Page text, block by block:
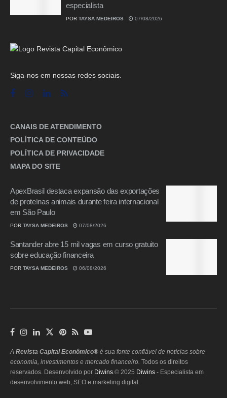
especialista
POR TAYSA MEDEIROS 07/08/2026
Siga-nos em nossas redes sociais.
CANAIS DE ATENDIMENTO
POLÍTICA DE CONTEÚDO
POLÍTICA DE PRIVACIDADE
MAPA DO SITE
ApexBrasil destaca expansão das exportações
de proteínas animais durante feira internacional
em São Paulo
POR TAYSA MEDEIROS 07/08/2026
Santander abre 15 mil vagas em curso gratuito
sobre educação financeira
POR TAYSA MEDEIROS 06/08/2026
A Revista Capital Econômico® é sua fonte confiável de notícias sobre
economia, investimentos e mercado financeiro. Todos os direitos
reservados. Desenvolvido por Diwins .© 2025 Diwins - Especialista em
desenvolvimento web, SEO e marketing digital.